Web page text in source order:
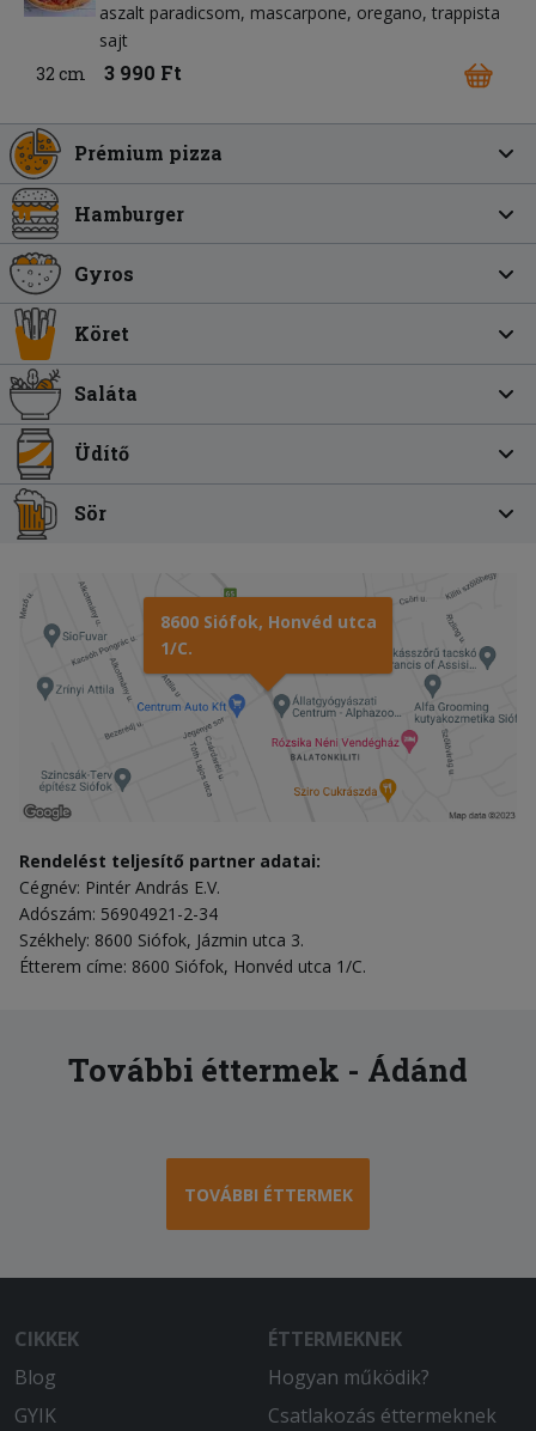
aszalt paradicsom mascarpone oregano trappista
sajt
32 cm
3 990 Ft
Prémium pizza
Hamburger
Gyros
Köret
Saláta
Üdítő
Sör
8600 Siófok, Honvéd utca
1/C.
Rendelést teljesítő partner adatai:
Cégnév: Pintér András E.V.
Adószám: 56904921-2-34
Székhely: 8600 Siófok, Jázmin utca 3.
Étterem címe: 8600 Siófok, Honvéd utca 1/C.
További éttermek - Ádánd
TOVÁBBI ÉTTERMEK
CIKKEK
Blog
GYIK
ÉTTERMEKNEK
Hogyan működik?
Csatlakozás éttermeknek